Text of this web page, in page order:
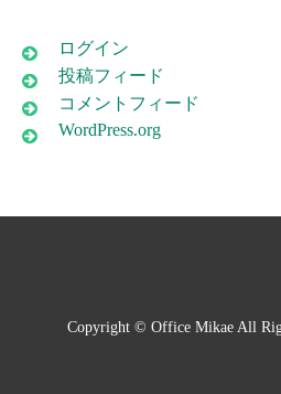
ログイン
投稿フィード
コメントフィード
WordPress.org
Copyright © Office Mikae All